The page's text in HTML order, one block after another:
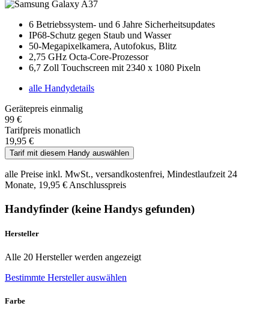
6 Betriebssystem- und 6 Jahre Sicherheitsupdates
IP68-Schutz gegen Staub und Wasser
50-Megapixelkamera, Autofokus, Blitz
2,75 GHz Octa-Core-Prozessor
6,7 Zoll Touchscreen mit 2340 x 1080 Pixeln
alle Handydetails
Gerätepreis einmalig
99 €
Tarifpreis monatlich
19,95 €
Tarif mit diesem Handy auswählen
alle Preise inkl. MwSt., versandkostenfrei, Mindestlaufzeit 24
Monate, 19,95 € Anschlusspreis
Handyfinder (keine Handys gefunden)
Hersteller
Alle 20 Hersteller werden angezeigt
Bestimmte Hersteller auswählen
Farbe